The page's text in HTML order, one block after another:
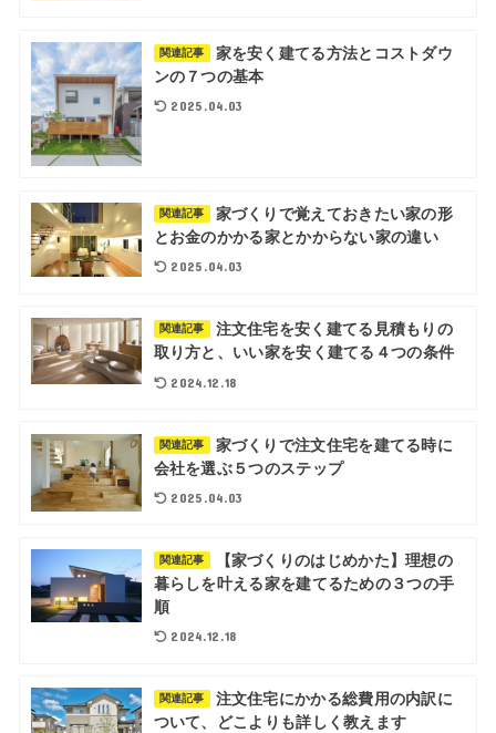
関連記事
家を安く建てる方法とコストダウ
ンの７つの基本
2025.04.03
関連記事
家づくりで覚えておきたい家の形
とお金のかかる家とかからない家の違い
2025.04.03
関連記事
注文住宅を安く建てる見積もりの
取り方と、いい家を安く建てる４つの条件
2024.12.18
関連記事
家づくりで注文住宅を建てる時に
会社を選ぶ５つのステップ
2025.04.03
関連記事
【家づくりのはじめかた】理想の
暮らしを叶える家を建てるための３つの手
順
2024.12.18
関連記事
注文住宅にかかる総費用の内訳に
ついて、どこよりも詳しく教えます